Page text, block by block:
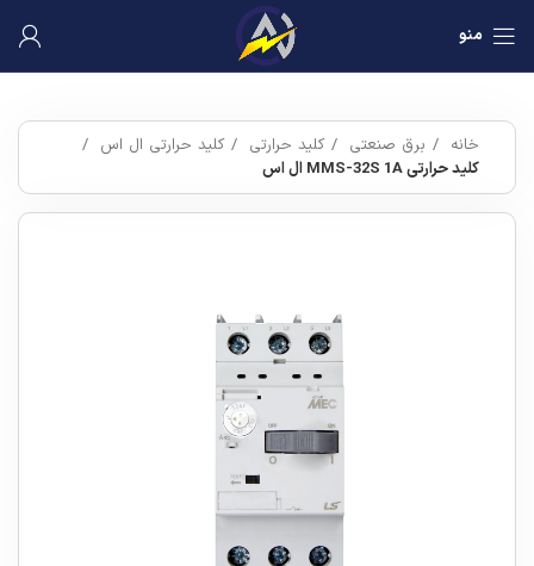
منو
خانه برق صنعتی کلید حرارتی
کلید حرارتی ال اس
کلید حرارتی MMS-32S 1A ال اس